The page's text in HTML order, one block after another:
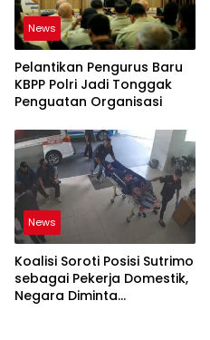
News
Pelantikan Pengurus Baru
KBPP Polri Jadi Tonggak
Penguatan Organisasi
News
Koalisi Soroti Posisi Sutrimo
sebagai Pekerja Domestik,
Negara Diminta